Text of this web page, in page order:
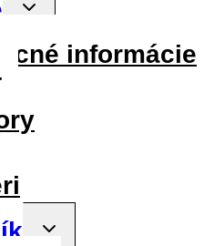
informácie
Toggle